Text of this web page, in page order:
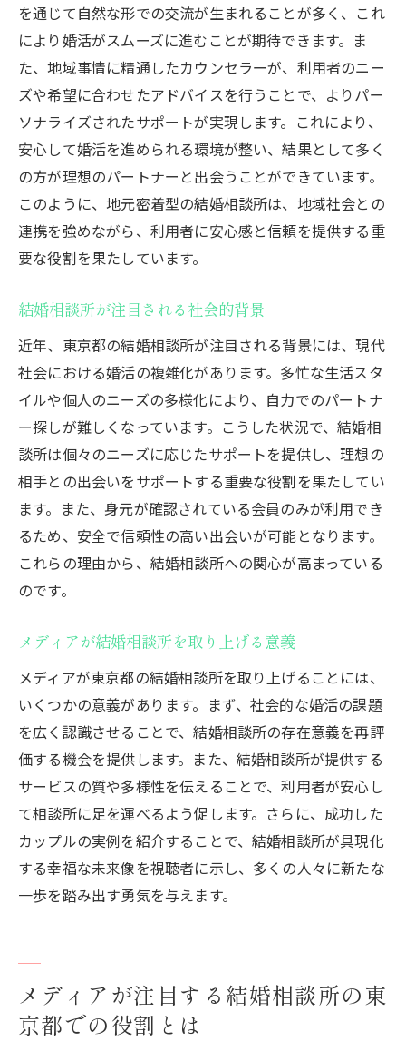
因を徹底分析
注目される結婚相談所の特徴
メディア戦略とその成果
結婚相談所の成功要因とは
メディアが取り上げる理由とその背景
相談所が築く信頼と実績
東京都の結婚相談所の未来図
結婚相談所が東京都でメディアに注目される理
由を紐解く
メディアが注目するサービスの革新
東京都での結婚相談所の重要性
メディアが紹介する成功例とそのインパク
ト
東京都で結婚相談所が果たす役割
メディアが注目する結婚相談所の今後
東京都で婚活をご検討中の皆様へ
を通じて自然な形での交流が生まれることが多く、これ
により婚活がスムーズに進むことが期待できます。ま
た、地域事情に精通したカウンセラーが、利用者のニー
ズや希望に合わせたアドバイスを行うことで、よりパー
ソナライズされたサポートが実現します。これにより、
安心して婚活を進められる環境が整い、結果として多く
の方が理想のパートナーと出会うことができています。
このように、地元密着型の結婚相談所は、地域社会との
連携を強めながら、利用者に安心感と信頼を提供する重
要な役割を果たしています。
結婚相談所が注目される社会的背景
近年、東京都の結婚相談所が注目される背景には、現代
社会における婚活の複雑化があります。多忙な生活スタ
イルや個人のニーズの多様化により、自力でのパートナ
ー探しが難しくなっています。こうした状況で、結婚相
談所は個々のニーズに応じたサポートを提供し、理想の
相手との出会いをサポートする重要な役割を果たしてい
ます。また、身元が確認されている会員のみが利用でき
るため、安全で信頼性の高い出会いが可能となります。
これらの理由から、結婚相談所への関心が高まっている
のです。
メディアが結婚相談所を取り上げる意義
メディアが東京都の結婚相談所を取り上げることには、
いくつかの意義があります。まず、社会的な婚活の課題
を広く認識させることで、結婚相談所の存在意義を再評
価する機会を提供します。また、結婚相談所が提供する
サービスの質や多様性を伝えることで、利用者が安心し
て相談所に足を運べるよう促します。さらに、成功した
カップルの実例を紹介することで、結婚相談所が具現化
する幸福な未来像を視聴者に示し、多くの人々に新たな
一歩を踏み出す勇気を与えます。
メディアが注目する結婚相談所の東
京都での役割とは